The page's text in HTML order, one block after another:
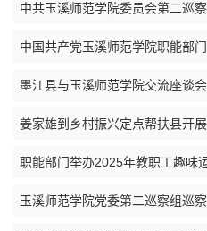
中共玉溪师范学院委员会第二巡察组向职能
中国共产党玉溪师范学院职能部
墨江县与玉溪师范学院交流座谈
姜家雄到乡村振兴定点帮扶县开
职能部门举办2025年教职工趣味
玉溪师范学院党委第二巡察组巡察职能